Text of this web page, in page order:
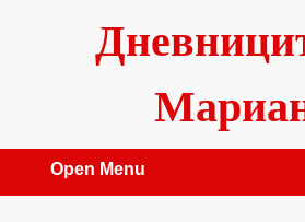
Open Menu